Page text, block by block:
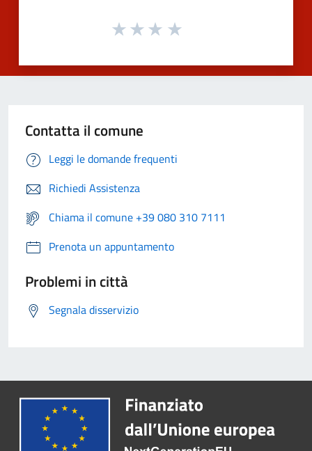
Contatta il comune
Leggi le domande frequenti
Richiedi Assistenza
Chiama il comune +39 080 310 7111
Prenota un appuntamento
Problemi in città
Segnala disservizio